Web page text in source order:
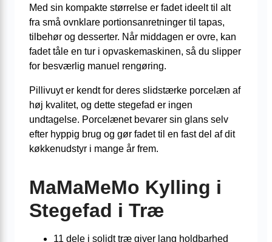
Med sin kompakte størrelse er fadet ideelt til alt
fra små ovnklare portionsanretninger til tapas,
tilbehør og desserter. Når middagen er ovre, kan
fadet tåle en tur i opvaskemaskinen, så du slipper
for besværlig manuel rengøring.
Pillivuyt er kendt for deres slidstærke porcelæn af
høj kvalitet, og dette stegefad er ingen
undtagelse. Porcelænet bevarer sin glans selv
efter hyppig brug og gør fadet til en fast del af dit
køkkenudstyr i mange år frem.
MaMaMeMo Kylling i
Stegefad i Træ
11 dele i solidt træ giver lang holdbarhed